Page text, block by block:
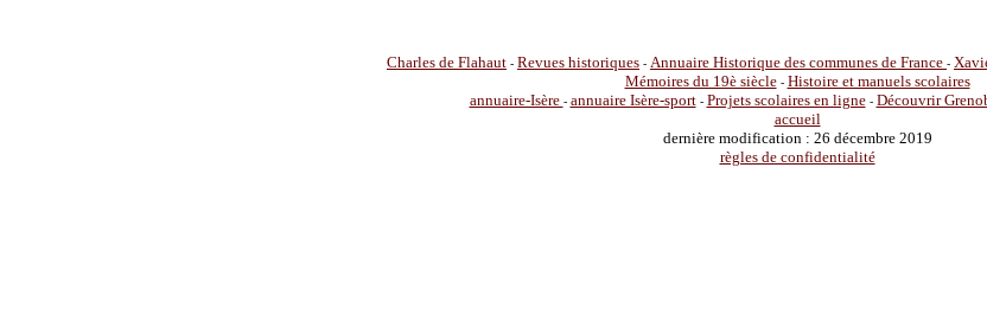
Charles de Flahaut - Revues historiques - Annuaire Historique des communes de France -
Mémoires du 19è siècle- Histoire et manuels scolaires
annuaire-Isère - annuaire Isère-sport- Projets scolaires en ligne- Découvrir
accueil
dernière modification : 26 décembre 2019
règles de confidentialité